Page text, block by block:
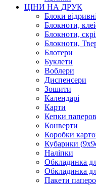
ЦІНИ НА ДРУК
Блоки відривні
Блокноти,
Блокноти,
Блокноти,
Блотери
Буклети
Воблери
Диспенсери
Зошити
Календарі
Карти
Кепки
Конверти
Коробки
Кубарики
Наліпки
Обкладинка
Обкладинка
Пакети